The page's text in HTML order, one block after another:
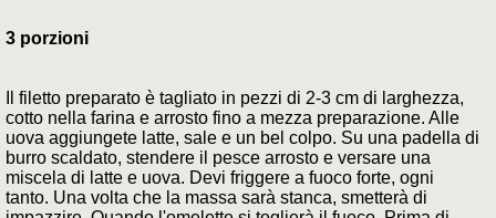
3 porzioni
Il filetto preparato è tagliato in pezzi di 2-3 cm di larghezza,
cotto nella farina e arrosto fino a mezza preparazione. Alle
uova aggiungete latte, sale e un bel colpo. Su una padella di
burro scaldato, stendere il pesce arrosto e versare una
miscela di latte e uova. Devi friggere a fuoco forte, ogni
tanto. Una volta che la massa sarà stanca, smetterà di